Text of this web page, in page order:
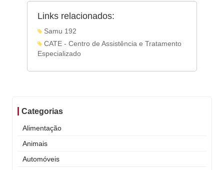
Links relacionados:
Samu 192
CATE - Centro de Assistência e Tratamento
Especializado
Categorias
Alimentação
Animais
Automóveis